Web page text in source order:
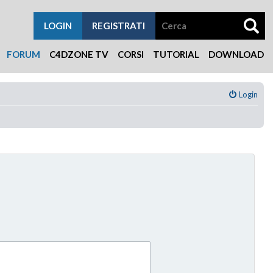
FORUM C4DZONE TV CORSI TUTORIAL DOWNLOAD
REGISTRATI
LOGIN
Login